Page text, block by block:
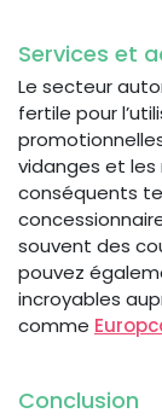
Services et
Le secteur
fertile pour
vidanges et
conséquents
souvent des
pouvez
incroyables
comme
Conclusion